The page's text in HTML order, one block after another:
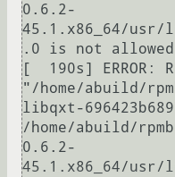
0.6.2-
45.1.x86_64/
.0 is not allowed
[  190s] ERROR:
"/home/abuild/
libqxt-
/home/abuild/
0.6.2-
45.1.x86_64/